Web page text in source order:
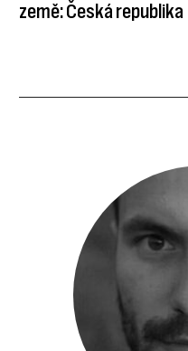
země: Česká republika